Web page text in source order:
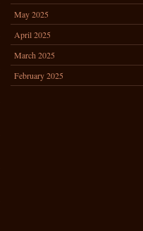
May 2025
April 2025
March 2025
February 2025